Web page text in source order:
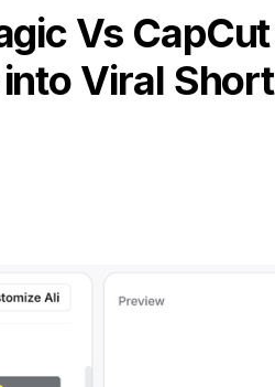
Vs
Viral